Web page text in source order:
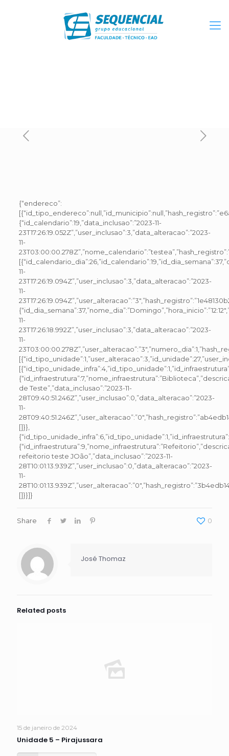
{“endereco”:
{“id_calendario”:19,”data_inclusao”:”2023-11-
23T17:26:19.052Z”,”user_inclusao”:3,”data_alteracao”:”2023-
11-
11-
23T17:26:19.094Z”,”user_inclusao”:3,”data_alteracao”:”2023-
11-
11-
23T17:26:18.992Z”,”user_inclusao”:3,”data_alteracao”:”2023-
11-
de Teste”,”data_inclusao”:”2023-11-
28T09:40:51.246Z”,”user_inclusao”:0,”data_alteracao”:”2023-
11-
[]}},
refeitorio teste JOão”,”data_inclusao”:”2023-11-
28T10:01:13.939Z”,”user_inclusao”:0,”data_alteracao”:”2023-
11-
[]}}]}
Share 0
José Thomaz
Related posts
15 de janeiro de 2024
Unidade 5 – Pirajussara